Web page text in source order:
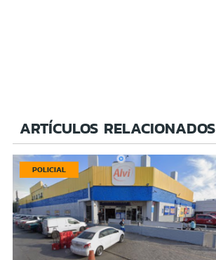
ARTÍCULOS RELACIONADOS
POLICIAL